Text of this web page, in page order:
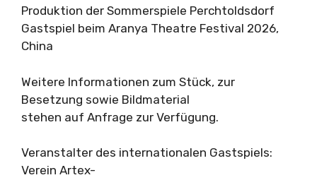
Produktion der Sommerspiele Perchtoldsdorf
Gastspiel beim Aranya Theatre Festival 2026,
China
Weitere Informationen zum Stück, zur
Besetzung sowie Bildmaterial
stehen auf Anfrage zur Verfügung.
Veranstalter des internationalen Gastspiels:
Verein Artex-